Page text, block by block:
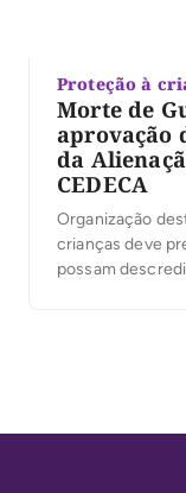
Proteção à
Morte de
aprovação
da
CEDECA
Organização
crianças deve
possam